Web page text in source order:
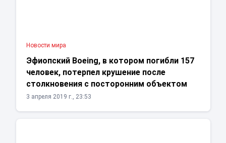
Новости мира
Эфиопский Boeing, в котором погибли 157
человек, потерпел крушение после
столкновения с посторонним объектом
3 апреля 2019 г., 23:53